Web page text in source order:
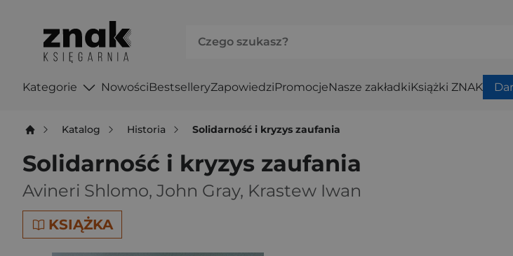
Kategorie NowościBestselleryZapowiedziPromocjeNasze zakładkiKsiążki ZNAK
Katalog Historia Solidarność i kryzys zaufania
Solidarność i kryzys zaufania
Avineri Shlomo, John Gray, Krastew Iwan
KSIĄŻKA